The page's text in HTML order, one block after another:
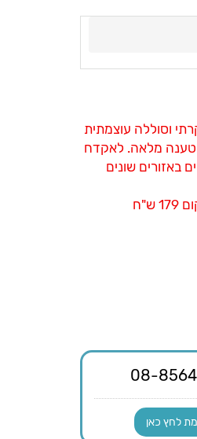
וסוללה עוצמתית
עיסוי מהטענה מלאה. לאקדח
באזורים שונים
לחץ כאן